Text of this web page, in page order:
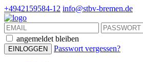
+4942159584-12 info@stbv-bremen.de
angemeldet bleiben
Passwort vergessen?